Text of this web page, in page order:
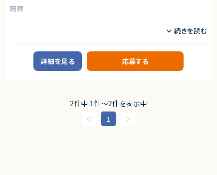
・既存機能の改修、不具合調査および修正対応
※ご経験に応じて、メンバーの技術フォローやタスク管理をお任せする可能
求めるスキル
【必須スキル・経験】
・HTML / CSS / JavaScript の基本知識
・Gitを利用したチーム開発経験
・要件定義書・設計書に基づいた開発経験
職種
業務内容
【業務内容】
・PHP／Laravelを用いたサーバーサイド開発
・要件定義～設計・開発・テスト・運用保守までの一連業務
・AIコーディングツール（Claude Code等）の活用推進および運用ルール整
・連携システムチームとの打ち合わせへの参加（必要に応じて）
詳細を見る 応募する
2件中 1件〜2件を表示中
1